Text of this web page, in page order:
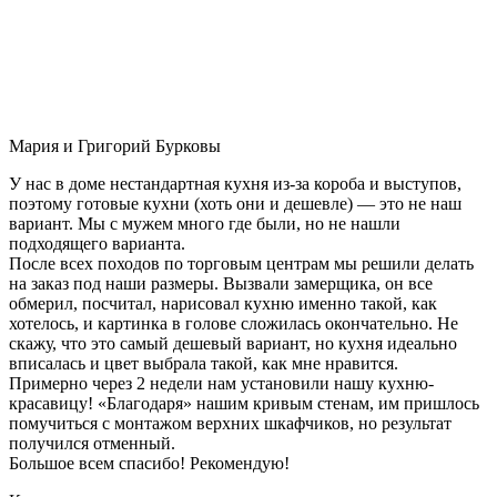
Мария и Григорий Бурковы
У нас в доме нестандартная кухня из-за короба и выступов,
поэтому готовые кухни (хоть они и дешевле) — это не наш
вариант. Мы с мужем много где были, но не нашли
подходящего варианта.
После всех походов по торговым центрам мы решили делать
на заказ под наши размеры. Вызвали замерщика, он все
обмерил, посчитал, нарисовал кухню именно такой, как
хотелось, и картинка в голове сложилась окончательно. Не
скажу, что это самый дешевый вариант, но кухня идеально
вписалась и цвет выбрала такой, как мне нравится.
Примерно через 2 недели нам установили нашу кухню-
красавицу! «Благодаря» нашим кривым стенам, им пришлось
помучиться с монтажом верхних шкафчиков, но результат
получился отменный.
Большое всем спасибо! Рекомендую!